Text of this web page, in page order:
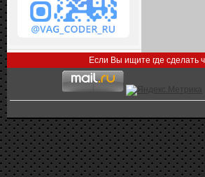
Если Вы ищите где сделать